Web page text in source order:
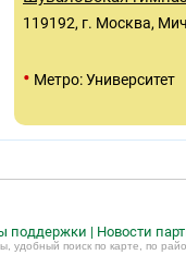
119192, г. Москва,
• Метро: Университет
поддержки | Новости
удобный поиск по карте, по